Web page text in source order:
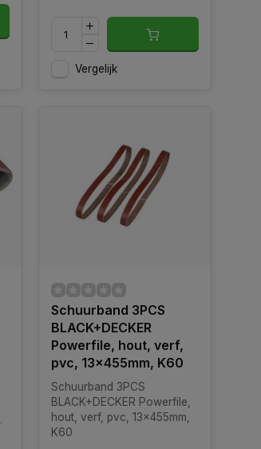
Vergelijk
Schuurband 3PCS
BLACK+DECKER
Powerfile, hout, verf,
pvc, 13x455mm, K60
Schuurband 3PCS
BLACK+DECKER Powerfile,
hout, verf, pvc, 13x455mm,
K60